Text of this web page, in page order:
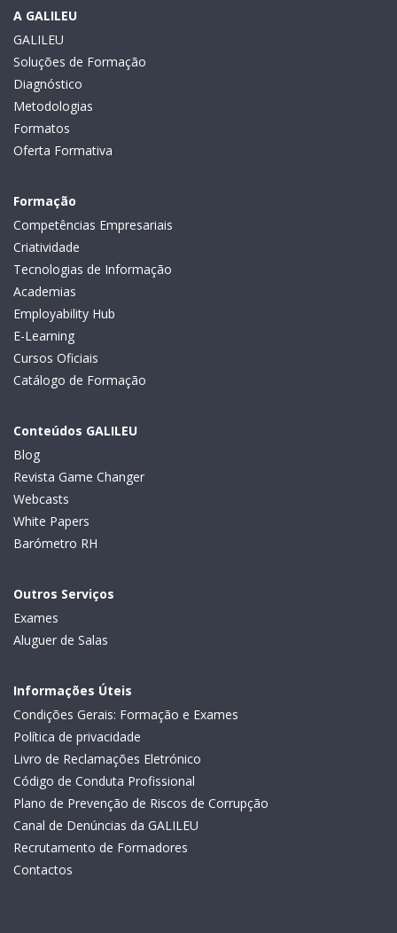
A GALILEU
GALILEU
Soluções de Formação
Diagnóstico
Metodologias
Formatos
Oferta Formativa
Formação
Competências Empresariais
Criatividade
Tecnologias de Informação
Academias
Employability Hub
E-Learning
Cursos Oficiais
Catálogo de Formação
Conteúdos GALILEU
Blog
Revista Game Changer
Webcasts
White Papers
Barómetro RH
Outros Serviços
Exames
Aluguer de Salas
Informações Úteis
Condições Gerais: Formação e Exames
Política de privacidade
Livro de Reclamações Eletrónico
Código de Conduta Profissional
Plano de Prevenção de Riscos de Corrupção
Canal de Denúncias da GALILEU
Recrutamento de Formadores
Contactos